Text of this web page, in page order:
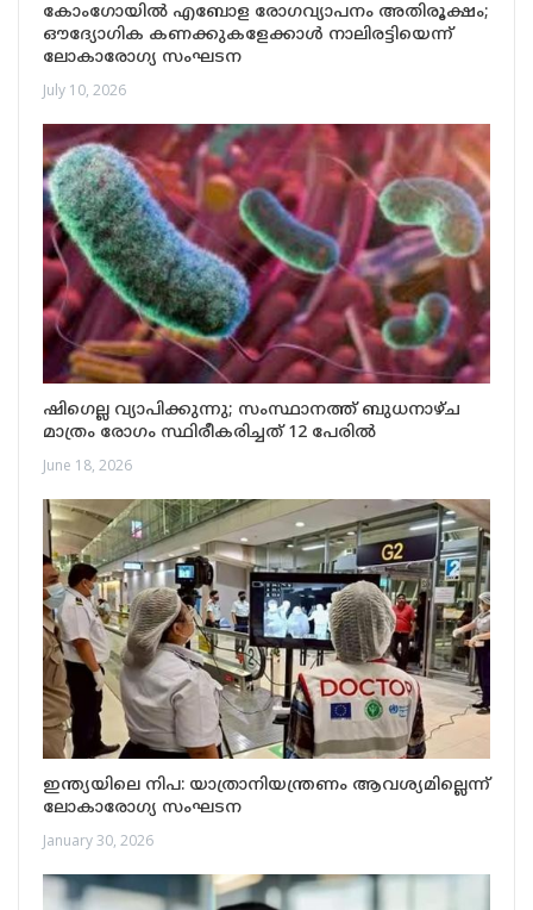
കോംഗോയിൽ എബോള രോഗവ്യാപനം അതിരൂക്ഷം;
ഔദ്യോഗിക കണക്കുകളേക്കാൾ നാലിരട്ടിയെന്ന്
ലോകാരോഗ്യ സംഘടന
July 10, 2026
ഷിഗെല്ല വ്യാപിക്കുന്നു; സംസ്ഥാനത്ത് ബുധനാഴ്ച
മാത്രം രോഗം സ്ഥിരീകരിച്ചത് 12 പേരിൽ
June 18, 2026
ഇന്ത്യയിലെ നിപ: യാത്രാനിയന്ത്രണം ആവശ്യമില്ലെന്ന്
ലോകാരോഗ്യ സംഘടന
January 30, 2026